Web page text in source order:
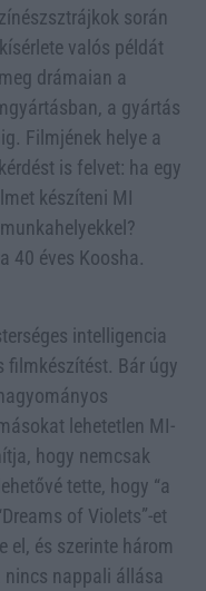
során
valós példát
drámaian a
a gyártás
Filmjének helye a
is felvet: ha egy
készíteni MI
40 éves Koosha.
intelligencia
filmkészítést. Bár úgy
lehetetlen MI-
hogy nemcsak
tette, hogy “a
of Violets”-et
el, és szerinte három
nappali állása